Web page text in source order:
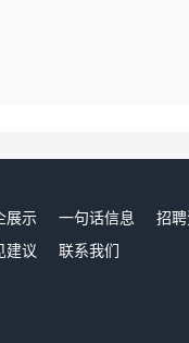
展示 一句话信息 招
建议 联系我们